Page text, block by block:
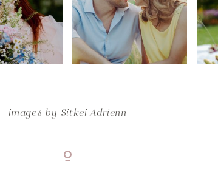
images by Sitkei Adrienn